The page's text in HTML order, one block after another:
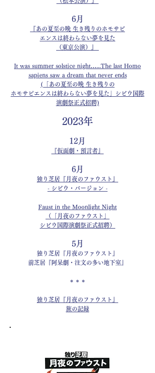
6月
『あの夏至の晩 生き残りのホモサピ
エンスは終わらない夢を 見た
（東京公演）』
It was summer solstice night…...The last Homo
sapiens saw a dream that never ends
(「あの夏至の晩 生き残りの
ホモサピエンスは終わらない夢を見た」 シビウ国際
演劇祭正式招聘)
2023年
12月
『仮面劇・預言者』
6月
独り芝居『月夜のファウスト』
- シビウ・バージョン -
Faust in the Moonlight Night
（「月夜のファウスト」
シビウ国際演劇祭正式招聘）
5月
独り芝居 『月夜の ファウスト』
前芝居『阿呆劇・注文の多い地下室』
＊＊＊
独り芝居『月夜のファウスト』
旅の記録